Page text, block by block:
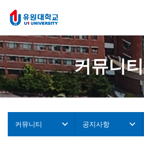
커뮤니티
커뮤니티 공지사항